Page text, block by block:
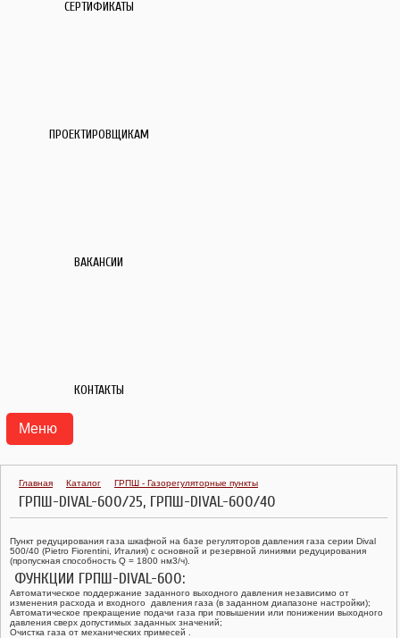
СЕРТИФИКАТЫ
ПРОЕКТИРОВЩИКАМ
ВАКАНСИИ
КОНТАКТЫ
Меню
ПУНКТЫ ГАЗОРЕГУЛЯТОРНЫЕ БЛОЧНЫЕ ПГБ
ТРАНСПОРТАБЕЛЬНЫЕ КОТЕЛЬНЫЕ УСТАНОВКИ ТКУ
ГАЗОРЕГУЛЯТОРНЫЕ УСТАНОВКИ УГРШ, ГРУ
ГАЗОРЕГУЛЯТОРНЫЕ ПУНКТЫ ГРПШ, ГРПН, ГСГО
Главная Каталог ГРПШ - Газорегуляторные пункты
ГРПШ-DIVAL-600/25, ГРПШ-DIVAL-600/40
Пункт редуцирования газа шкафной на базе регуляторов давления газа серии Dival
500/40 (Pietro Fiorentini, Италия) с основной и резервной линиями редуцирования
(пропускная способность Q = 1800 нм3/ч).
ФУНКЦИИ ГРПШ-DIVAL-600:
Автоматическое поддержание заданного выходного давления независимо от
изменения расхода и входного давления газа (в заданном диапазоне настройки);
Автоматическое прекращение подачи газа при повышении или понижении выходного
давления сверх допустимых заданных значений;
Очистка газа от механических примесей .